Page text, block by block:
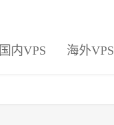
国内VPS 海外VPS